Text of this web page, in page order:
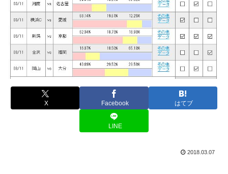
X Facebook はてブ
LINE
2018.03.07